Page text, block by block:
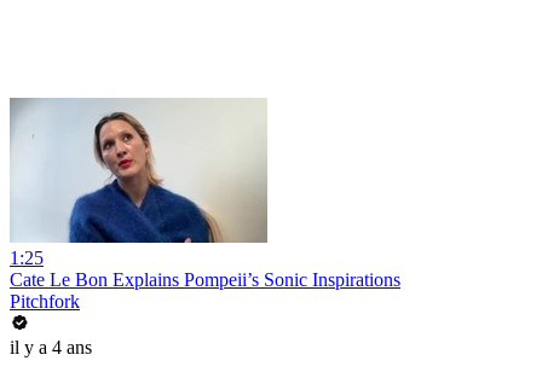
1:25
Cate Le Bon Explains Pompeii’s Sonic Inspirations
Pitchfork
il y a 4 ans